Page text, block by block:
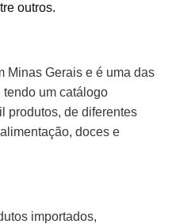
outros.
Minas Gerais e é uma das
um catálogo
produtos, de diferentes
doces e
importados,